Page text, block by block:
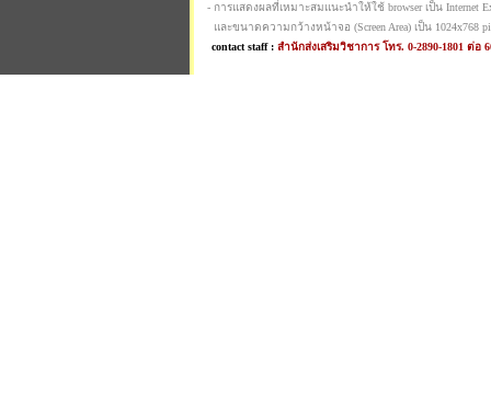
- การแสดงผลที่เหมาะสมแนะนำให้ใช้ browser เป็น Internet
และขนาดความกว้างหน้าจอ (Screen Area) เป็น 1024x768
contact staff : สำนักส่งเสริมวิชาการ โทร. 0-2890-1801 ต่อ